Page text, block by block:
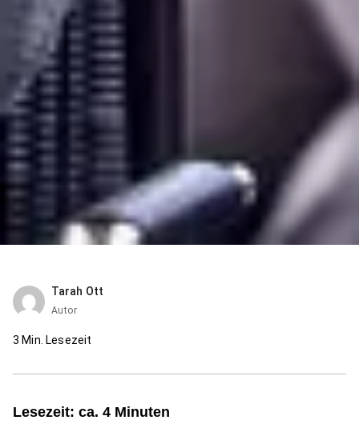
Tarah Ott
Autor
3 Min. Lesezeit
Lesezeit: ca. 4 Minuten